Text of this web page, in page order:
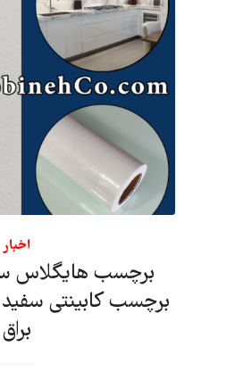
اخبار
برچسب هایگلاس
برچسب کابینتی
براق